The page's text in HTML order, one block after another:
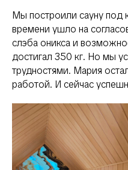
Мы построили сауну под
времени ушло на
слэба оникса и
достигал 350 кг. Но мы
трудностями. Мария
работой. И сейчас